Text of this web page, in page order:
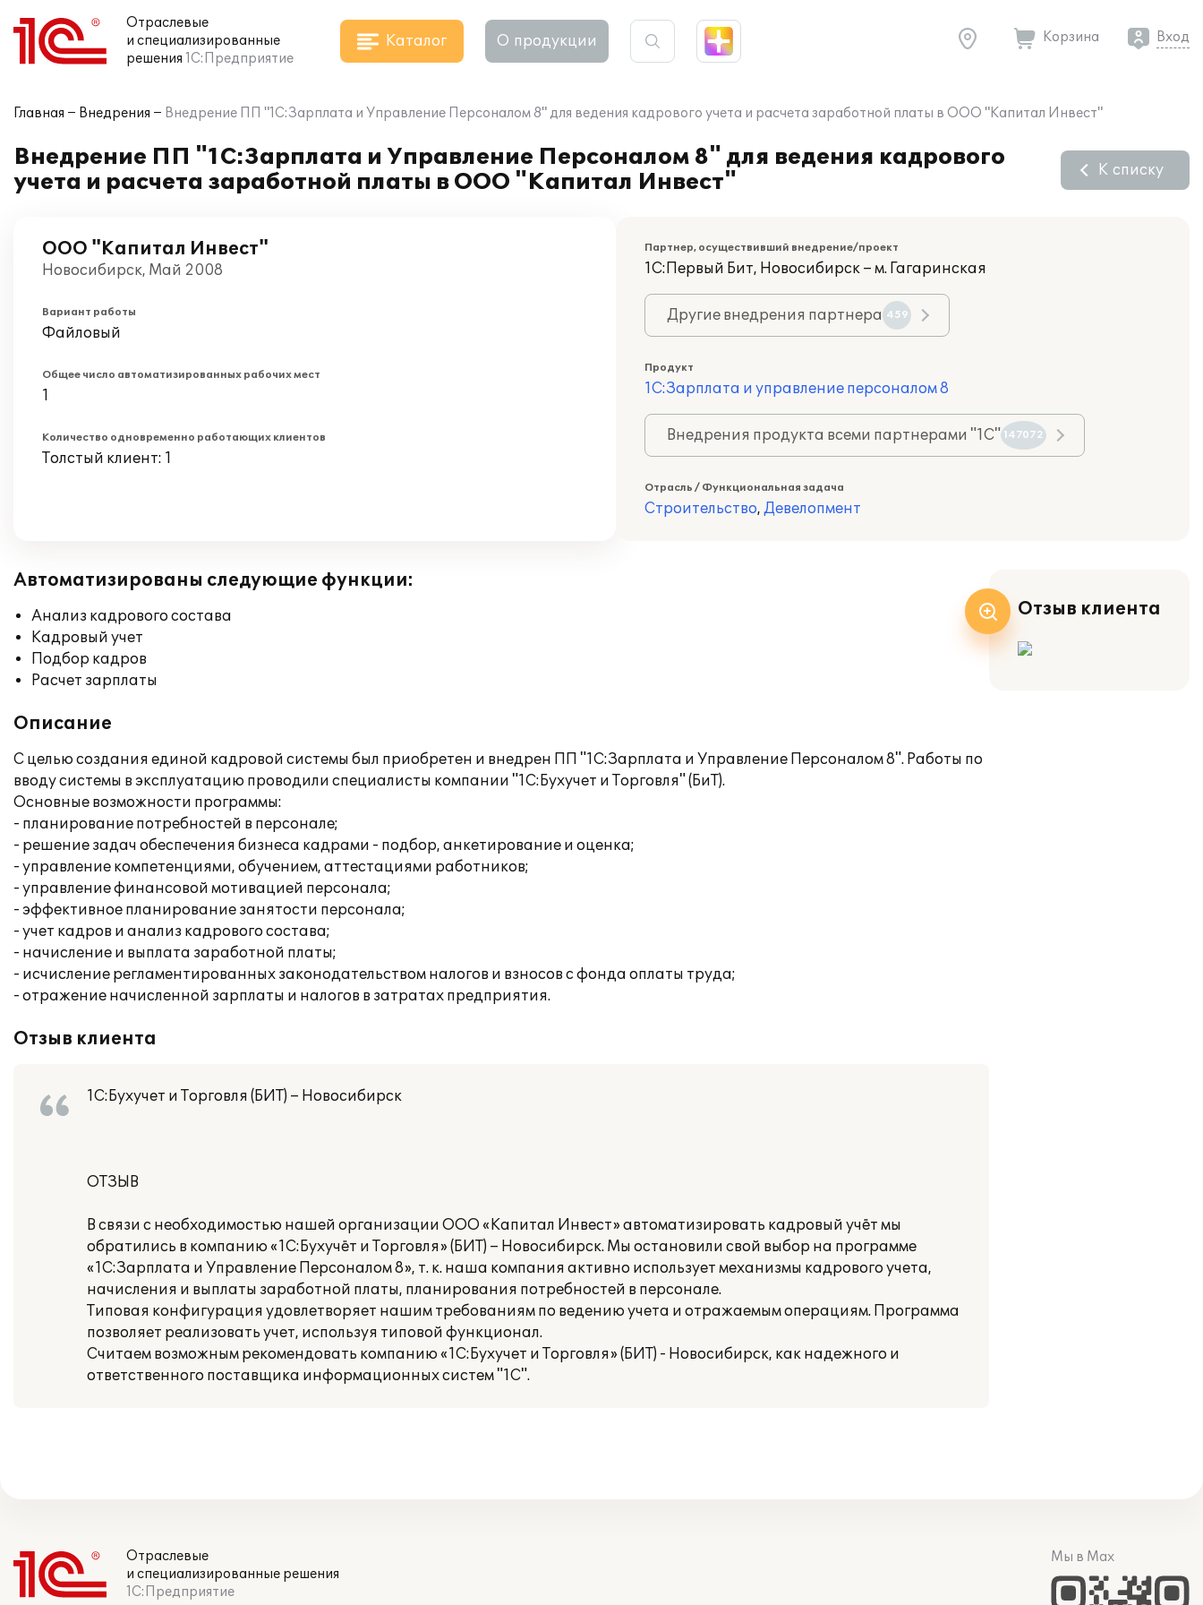
Отраслевые
и специализированные
решения 1С:Предприятие
Каталог О продукции Корзина Вход
Главная Внедрения Внедрение ПП "1С:Зарплата и Управление Персоналом 8" для ведения кадрового учета и расчета заработной платы в ООО "Капитал Инвест"
Внедрение ПП "1С:Зарплата и Управление Персоналом 8" для ведения кадрового
учета и расчета заработной платы в ООО "Капитал Инвест"
К списку
ООО "Капитал Инвест"
Новосибирск, Май 2008
Вариант работы
Файловый
Общее число автоматизированных рабочих мест
1
Количество одновременно работающих клиентов
Толстый клиент: 1
Партнер, осуществивший внедрение/проект
1С:Первый Бит, Новосибирск – м. Гагаринская
Другие внедрения партнера 459
Продукт
1С:Зарплата и управление персоналом 8
Внедрения продукта всеми партнерами "1С" 147072
Отрасль / Функциональная задача
Строительство, Девелопмент
Автоматизированы следующие функции:
Анализ кадрового состава
Кадровый учет
Подбор кадров
Расчет зарплаты
Описание
С целью создания единой кадровой системы был приобретен и внедрен ПП "1С:Зарплата и Управление Персоналом 8". Работы по
вводу системы в эксплуатацию проводили специалисты компании "1С:Бухучет и Торговля" (БиТ).
Основные возможности программы:
- планирование потребностей в персонале;
- решение задач обеспечения бизнеса кадрами - подбор, анкетирование и оценка;
- управление компетенциями, обучением, аттестациями работников;
- управление финансовой мотивацией персонала;
- эффективное планирование занятости персонала;
- учет кадров и анализ кадрового состава;
- начисление и выплата заработной платы;
- исчисление регламентированных законодательством налогов и взносов с фонда оплаты труда;
- отражение начисленной зарплаты и налогов в затратах предприятия.
Отзыв клиента
1С:Бухучет и Торговля (БИТ) – Новосибирск
ОТЗЫВ
В связи с необходимостью нашей организации ООО «Капитал Инвест» автоматизировать кадровый учёт мы
обратились в компанию «1С:Бухучёт и Торговля» (БИТ) – Новосибирск. Мы остановили свой выбор на программе
«1С:Зарплата и Управление Персоналом 8», т. к. наша компания активно использует механизмы кадрового учета,
начисления и выплаты заработной платы, планирования потребностей в персонале.
Типовая конфигурация удовлетворяет нашим требованиям по ведению учета и отражаемым операциям. Программа
позволяет реализовать учет, используя типовой функционал.
Считаем возможным рекомендовать компанию «1С:Бухучет и Торговля» (БИТ) - Новосибирск, как надежного и
ответственного поставщика информационных систем "1С".
Отзыв клиента
Отраслевые
и специализированные решения
1С:Предприятие
Мы в Max